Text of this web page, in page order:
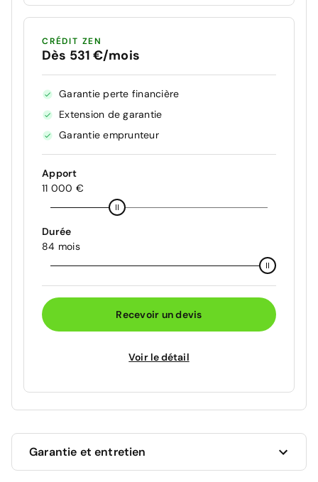
CRÉDIT ZEN
Dès 531 €/mois
Garantie perte financière
Extension de garantie
Garantie emprunteur
Apport
11 000 €
Durée
84 mois
Recevoir un devis
Voir le détail
Garantie et entretien